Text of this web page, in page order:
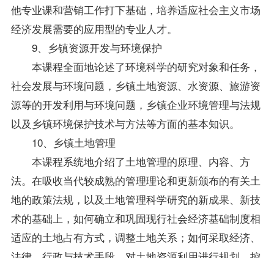
他专业课和营销工作打下基础，培养适应社会主义市场
经济发展需要的应用型的专业人才。
9、乡镇资源开发与环境保护
本课程全面地论述了环境科学的研究对象和任务，
社会发展与环境问题，乡镇土地资源、水资源、旅游资
源等的开发利用与环境问题，乡镇企业环境管理与法规
以及乡镇环境保护技术与方法等方面的基本知识。
10、乡镇土地管理
本课程系统地介绍了土地管理的原理、内容、方
法。在吸收当代较成熟的管理理论和更新颁布的有关土
地的政策法规，以及土地管理科学研究的新成果、新技
术的基础上，如何确立和巩固现行社会经济基础制度相
适应的土地占有方式，调整土地关系；如何采取经济、